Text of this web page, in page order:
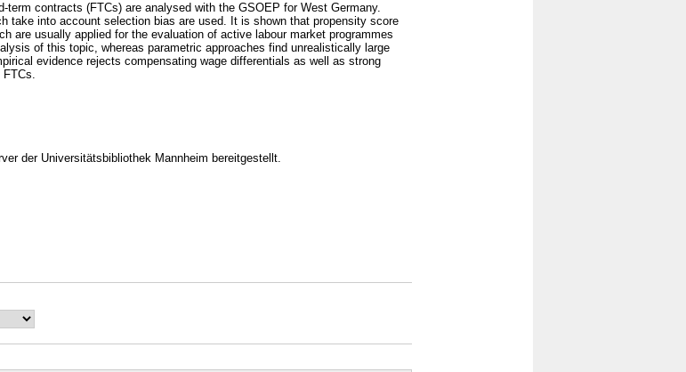
term contracts (FTCs) are analysed with the GSOEP for West Germany.
take into account selection bias are used. It is shown that propensity score
are usually applied for the evaluation of active labour market programmes
of this topic, whereas parametric approaches find unrealistically large
evidence rejects compensating wage differentials as well as strong
FTCs.
der Universitätsbibliothek Mannheim bereitgestellt.